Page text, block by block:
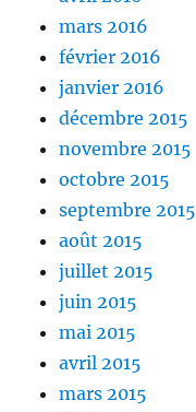
mars 2016
février 2016
janvier 2016
décembre 2015
novembre 2015
octobre 2015
septembre 2015
août 2015
juillet 2015
juin 2015
mai 2015
avril 2015
mars 2015